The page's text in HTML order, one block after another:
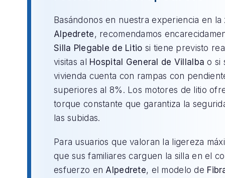
Basándonos en nuestra experiencia en la
Alpedrete, recomendamos
Silla Plegable de Litio si tiene previsto
visitas al Hospital General de Villalba o si
vivienda cuenta con rampas con
superiores al 8%. Los motores de litio
torque constante que garantiza la
las subidas.
Para usuarios que valoran la ligereza
que sus familiares carguen la silla en el
esfuerzo en Alpedrete, el modelo de